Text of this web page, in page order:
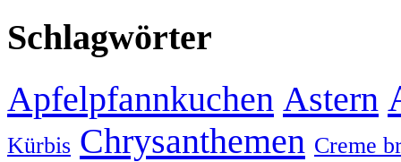
Schlagwörter
Apfelpfannkuchen Astern
Kürbis Chrysanthemen Creme